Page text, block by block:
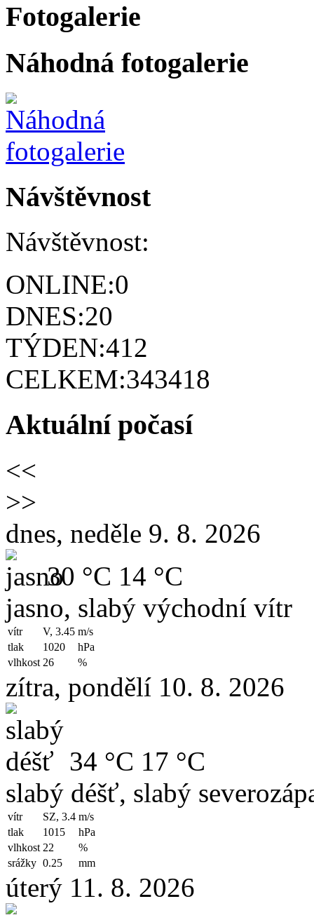
Fotogalerie
Náhodná fotogalerie
Návštěvnost
Návštěvnost:
ONLINE:0
DNES:20
TÝDEN:412
CELKEM:343418
Aktuální počasí
<<
>>
dnes, neděle 9. 8. 2026
30 °C 14 °C
jasno, slabý východní vítr
vítr V, 3.45 m/s
tlak
1020
hPa
vlhkost 26 %
zítra, pondělí 10. 8. 2026
34 °C 17 °C
slabý déšť, slabý
vítr SZ, 3.4 m/s
tlak
1015
hPa
vlhkost 22
%
srážky 0.25 mm
úterý 11. 8. 2026